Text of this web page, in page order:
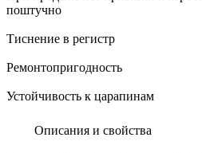
поштучно
Тиснение в регистр
Ремонтопригодность
Устойчивость к царапинам
Описания и свойства